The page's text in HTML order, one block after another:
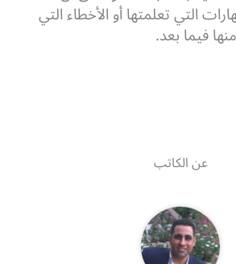
التي تعلمتها أو الأخطاء التي
فيما بعد.
عن الكاتب